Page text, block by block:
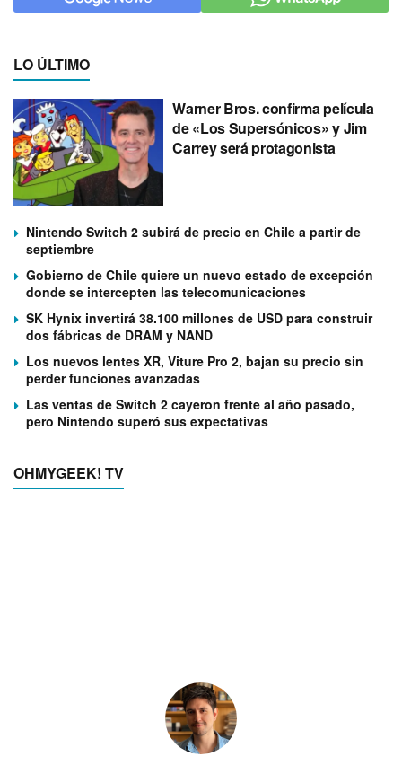
LO ÚLTIMO
Warner Bros. confirma película
de «Los Supersónicos» y Jim
Carrey será protagonista
Nintendo Switch 2 subirá de precio en Chile a partir de
septiembre
Gobierno de Chile quiere un nuevo estado de excepción
donde se intercepten las telecomunicaciones
SK Hynix invertirá 38.100 millones de USD para construir
dos fábricas de DRAM y NAND
Los nuevos lentes XR, Viture Pro 2, bajan su precio sin
perder funciones avanzadas
Las ventas de Switch 2 cayeron frente al año pasado,
pero Nintendo superó sus expectativas
OHMYGEEK! TV